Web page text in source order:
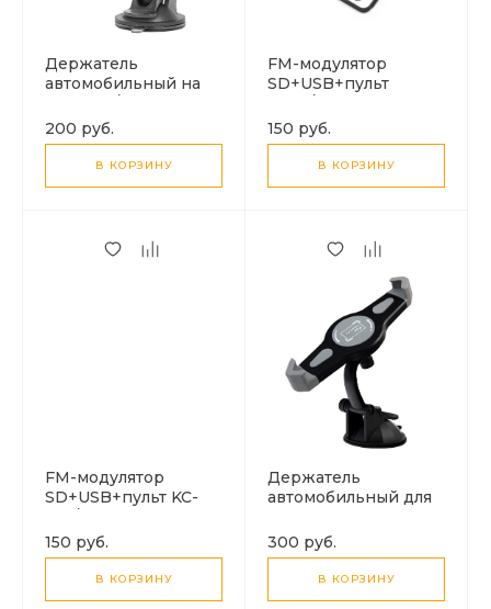
Держатель
автомобильный на
китаянка (короткая
нога)
200 руб.
В КОРЗИНУ
FM-модулятор
SD+USB+пульт
150 руб.
В КОРЗИНУ
FM-модулятор
SD+USB+пульт KC-
150 руб.
В КОРЗИНУ
Держатель
автомобильный для
универсальный, 7-10
дюймов
300 руб.
В КОРЗИНУ